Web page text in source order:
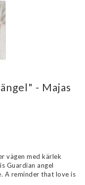
- Majas
vägen med kärlek
Guardian angel
A reminder that love is